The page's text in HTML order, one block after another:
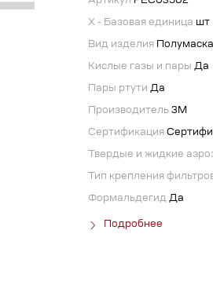
X - Базовая единица шт
Вид изделия Полумаска
Кислые газы и пары Да
Пары ртути Да
Производитель 3М
Сертификация
Твердые и жидкие
Тип крепления
Формальдегид Да
Подробнее